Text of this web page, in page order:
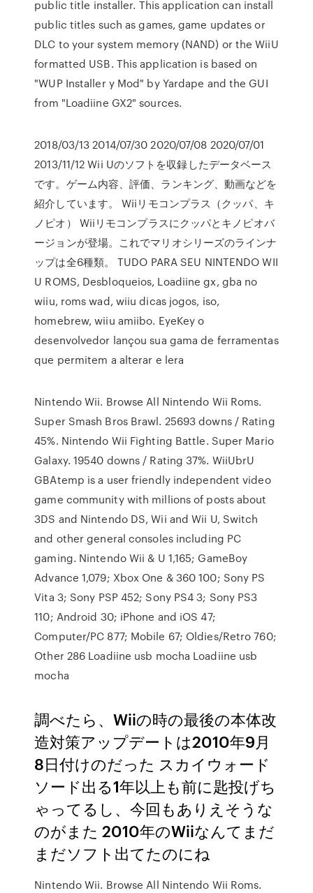
public title installer. This application can install
public titles such as games, game updates or
DLC to your system memory (NAND) or the WiiU
formatted USB. This application is based on
"WUP Installer y Mod" by Yardape and the GUI
from "Loadiine GX2" sources.
2018/03/13 2014/07/30 2020/07/08 2020/07/01
2013/11/12 Wii Uのソフトを収録したデータベース
です。ゲーム内容、評価、ランキング、動画などを
紹介しています。 Wiiリモコンプラス（クッパ、キ
ノピオ） Wiiリモコンプラスにクッパとキノピオバ
ージョンが登場。これでマリオシリーズのラインナ
ップは全6種類。 TUDO PARA SEU NINTENDO WII
U ROMS, Desbloqueios, Loadiine gx, gba no
wiiu, roms wad, wiiu dicas jogos, iso,
homebrew, wiiu amiibo. EyeKey o
desenvolvedor lançou sua gama de ferramentas
que permitem a alterar e lera
Nintendo Wii. Browse All Nintendo Wii Roms.
Super Smash Bros Brawl. 25693 downs / Rating
45%. Nintendo Wii Fighting Battle. Super Mario
Galaxy. 19540 downs / Rating 37%. WiiUbrU
GBAtemp is a user friendly independent video
game community with millions of posts about
3DS and Nintendo DS, Wii and Wii U, Switch
and other general consoles including PC
gaming. Nintendo Wii & U 1,165; GameBoy
Advance 1,079; Xbox One & 360 100; Sony PS
Vita 3; Sony PSP 452; Sony PS4 3; Sony PS3
110; Android 30; iPhone and iOS 47;
Computer/PC 877; Mobile 67; Oldies/Retro 760;
Other 286 Loadiine usb mocha Loadiine usb
mocha
調べたら、Wiiの時の最後の本体改
造対策アップデートは2010年9月
8日付けのだった スカイウォード
ソード出る1年以上も前に匙投げち
ゃってるし、今回もありえそうな
のがまた 2010年のWiiなんてまだ
まだソフト出てたのにね
Nintendo Wii. Browse All Nintendo Wii Roms.